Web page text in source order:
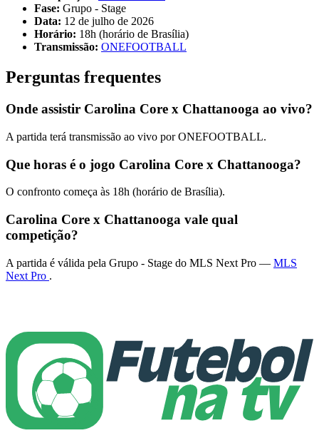
Fase: Grupo - Stage
Data: 12 de julho de 2026
Horário: 18h (horário de Brasília)
Transmissão: ONEFOOTBALL
Perguntas frequentes
Onde assistir Carolina Core x Chattanooga ao vivo?
A partida terá transmissão ao vivo por ONEFOOTBALL.
Que horas é o jogo Carolina Core x Chattanooga?
O confronto começa às 18h (horário de Brasília).
Carolina Core x Chattanooga vale qual
competição?
A partida é válida pela Grupo - Stage do MLS Next Pro — MLS
Next Pro .